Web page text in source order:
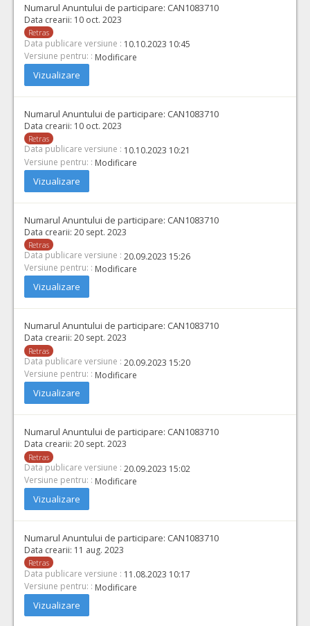
Numarul Anuntului de participare: CAN1083710
Data crearii: 10 oct. 2023
Retras
Data publicare versiune : 10.10.2023 10:45
Versiune pentru: : Modificare
Vizualizare
Numarul Anuntului de participare: CAN1083710
Data crearii: 10 oct. 2023
Retras
Data publicare versiune : 10.10.2023 10:21
Versiune pentru: : Modificare
Vizualizare
Numarul Anuntului de participare: CAN1083710
Data crearii: 20 sept. 2023
Retras
Data publicare versiune : 20.09.2023 15:26
Versiune pentru: : Modificare
Vizualizare
Numarul Anuntului de participare: CAN1083710
Data crearii: 20 sept. 2023
Retras
Data publicare versiune : 20.09.2023 15:20
Versiune pentru: : Modificare
Vizualizare
Numarul Anuntului de participare: CAN1083710
Data crearii: 20 sept. 2023
Retras
Data publicare versiune : 20.09.2023 15:02
Versiune pentru: : Modificare
Vizualizare
Numarul Anuntului de participare: CAN1083710
Data crearii: 11 aug. 2023
Retras
Data publicare versiune : 11.08.2023 10:17
Versiune pentru: : Modificare
Vizualizare